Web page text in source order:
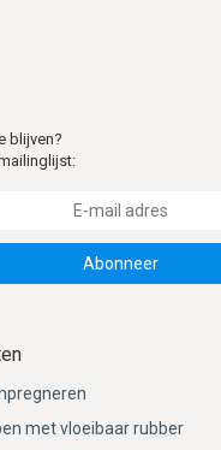
blijven?
Abonneer
met vloeibaar rubber